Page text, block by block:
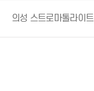
의성 스트로마톨라이트